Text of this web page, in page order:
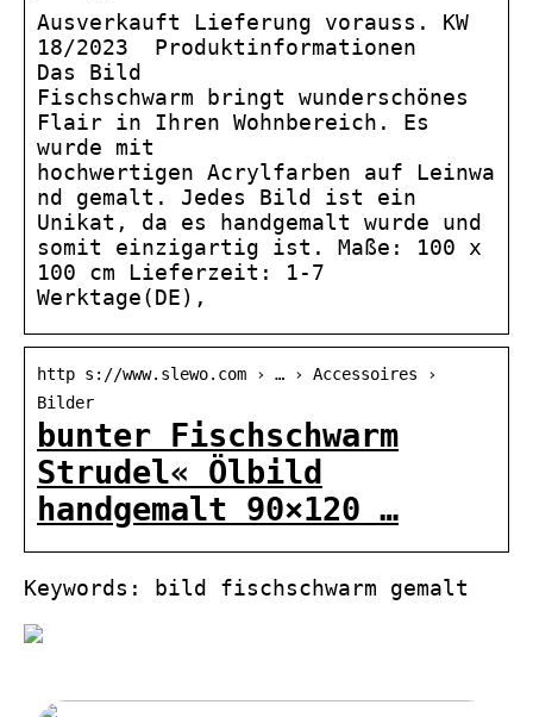
Ausverkauft Lieferung vorauss. KW
18/2023 Produktinformationen
Das Bild
Fischschwarm bringt wunderschönes
Flair in Ihren Wohnbereich. Es
wurde mit
hochwertigen Acrylfarben auf Leinwa
nd gemalt. Jedes Bild ist ein
Unikat, da es handgemalt wurde und
somit einzigartig ist. Maße: 100 x
100 cm Lieferzeit: 1-7
Werktage(DE),
http s://www.slewo.com › … › Accessoires ›
Bilder
bunter Fischschwarm
Strudel« Ölbild
handgemalt 90×120 …
Keywords: bild fischschwarm gemalt